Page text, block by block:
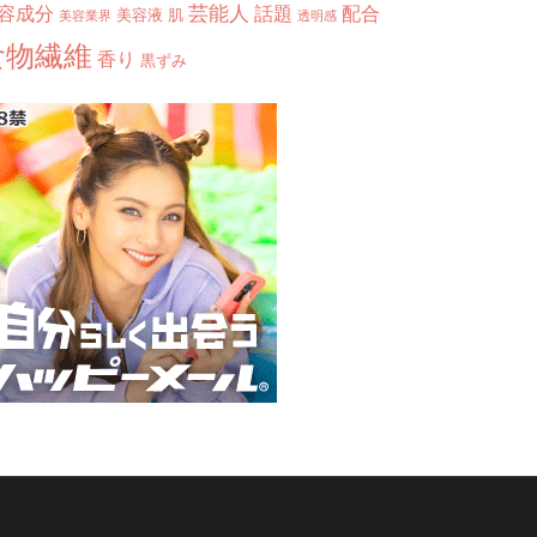
成分 美容業界 美容液 肌 芸能人 話題 透明感 配合
繊維 香り 黒ずみ